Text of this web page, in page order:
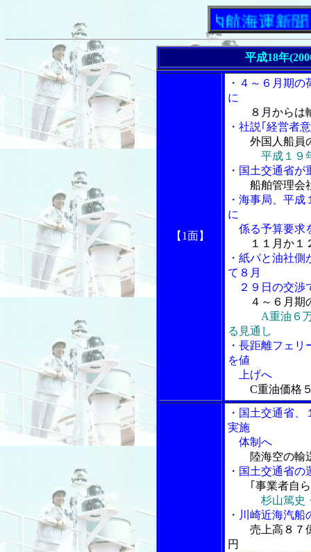
「内航海運新聞」ニュ
平成18年
【1面】
・４～６月期
に
８月からは
・社説｢経営者
外国人船員
平成１９
・国土交通省
船舶管理会
・海事局、平
に
係る予算要求
１１月か１
・紙パと油社
て８月
２９日の交渉
４～６月期
A重油６
る見通し
・長距離フェ
を値
上げへ
C重油価格
・国土交通省
実施
体制へ
陸海空の輸
・国土交通省
｢事業者自ら
杉山篤史
・川崎近海汽
売上高８７
円